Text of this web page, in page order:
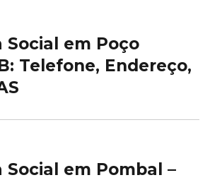
Social em Poço
Telefone, Endereço,
Social em Pombal –